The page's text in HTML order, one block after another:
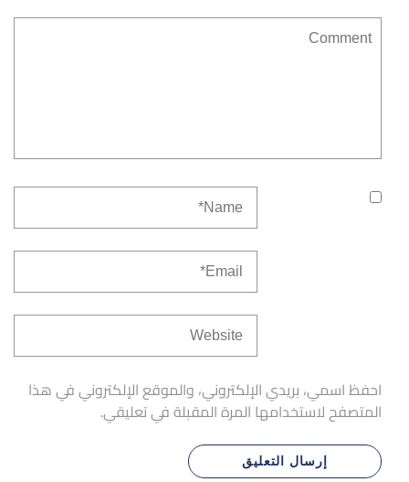
احفظ اسمي، بريدي الإلكتروني، والموقع الإلكتروني في هذا
المتصفح لاستخدامها المرة المقبلة في تعليقي.